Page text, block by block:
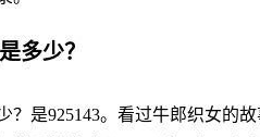
多少？
？是925143。看过牛郎织女的